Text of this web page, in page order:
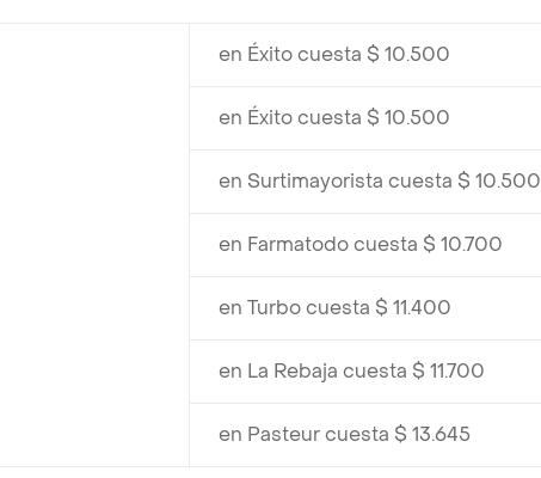
en Éxito cuesta $ 10.500
en Éxito cuesta $ 10.500
en Surtimayorista cuesta $ 10.500
en Farmatodo cuesta $ 10.700
en Turbo cuesta $ 11.400
en La Rebaja cuesta $ 11.700
en Pasteur cuesta $ 13.645